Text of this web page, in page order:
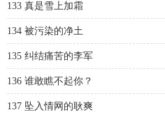
133 真是雪上加霜
134 被污染的净土
135 纠结痛苦的李军
136 谁敢瞧不起你？
137 坠入情网的耿爽